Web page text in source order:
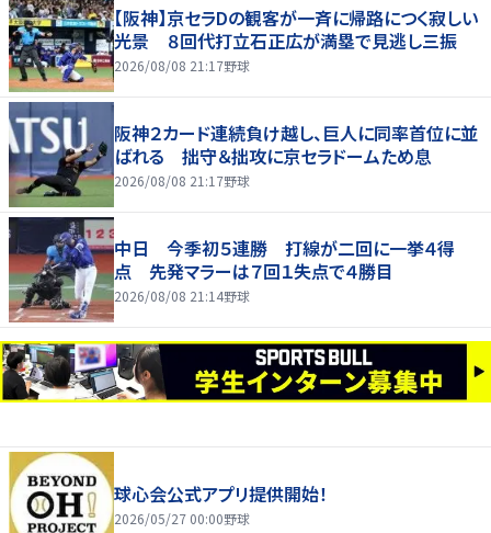
【阪神】京セラDの観客が一斉に帰路につく寂しい
光景 ８回代打立石正広が満塁で見逃し三振
2026/08/08 21:17野球
阪神２カード連続負け越し、巨人に同率首位に並
ばれる 拙守＆拙攻に京セラドームため息
2026/08/08 21:17野球
中日 今季初５連勝 打線が二回に一挙４得
点 先発マラーは７回１失点で４勝目
2026/08/08 21:14野球
球心会公式アプリ提供開始！
2026/05/27 00:00野球